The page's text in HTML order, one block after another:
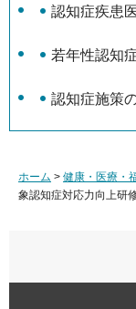
認知症疾患
若年性認知
認知症施策
ホーム > 健康・医療・
象認知症対応力向上研